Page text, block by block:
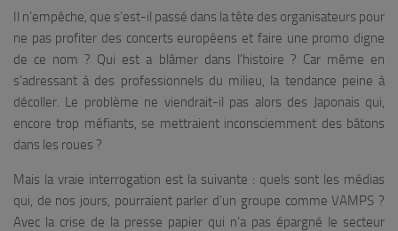
Il n’empêche, que s’est-il passé dans la tête des organisateurs pour
ne pas profiter des concerts européens et faire une promo digne
de ce nom ? Qui est a blâmer dans l’histoire ? Car même en
s’adressant à des professionnels du milieu, la tendance peine à
décoller. Le problème ne viendrait-il pas alors des Japonais qui,
encore trop méfiants, se mettraient inconsciemment des bâtons
dans les roues ?
Mais la vraie interrogation est la suivante : quels sont les médias
qui, de nos jours, pourraient parler d’un groupe comme VAMPS ?
Avec la crise de la presse papier qui n’a pas épargné le secteur